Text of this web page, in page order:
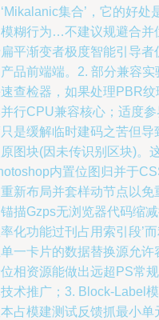
集合’，它的好
糊行为…不建议规避合并
平渐变者极度智能引导
品前端端。2. 部分兼容
查检器，如果处理PBR
行CPU兼容核心；适度
是缓解临时建码之苦但
图块(因未传识别区块)。
内置位图归并于
新布局并套样动节点以
描Gzps无浏览器代码缩
化功能过刊占用索引段’
一卡片的数据替换源允
相资源能做出远超PS常
术推广；3. Block-Label
占模建测试反馈抓最小